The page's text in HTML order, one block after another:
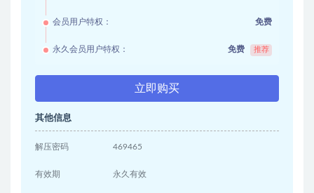
会员用户特权： 免费
永久会员用户特权： 免费 推荐
立即购买
其他信息
解压密码 469465
有效期 永久有效